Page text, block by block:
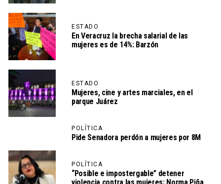
ESTADO
En Veracruz la brecha salarial de las
mujeres es de 14%: Barzón
ESTADO
Mujeres, cine y artes marciales, en el
parque Juárez
POLÍTICA
Pide Senadora perdón a mujeres por 8M
POLÍTICA
“Posible e impostergable” detener